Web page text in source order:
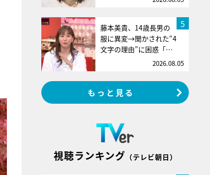
5
藤本美貴、14歳長男の
服に異変→聞かされた“4
文字の理由”に困惑「…
2026.08.05
もっと見る
視聴ランキング （テレビ朝日）